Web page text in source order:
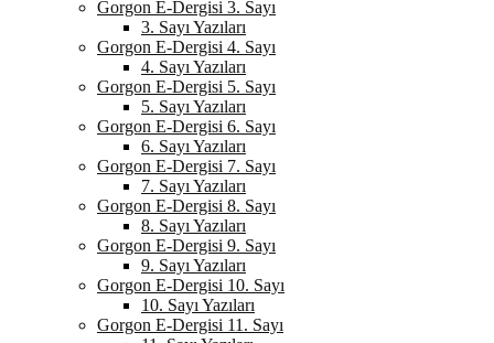
Gorgon E-Dergisi 3. Sayı
3. Sayı Yazıları
Gorgon E-Dergisi 4. Sayı
4. Sayı Yazıları
Gorgon E-Dergisi 5. Sayı
5. Sayı Yazıları
Gorgon E-Dergisi 6. Sayı
6. Sayı Yazıları
Gorgon E-Dergisi 7. Sayı
7. Sayı Yazıları
Gorgon E-Dergisi 8. Sayı
8. Sayı Yazıları
Gorgon E-Dergisi 9. Sayı
9. Sayı Yazıları
Gorgon E-Dergisi 10. Sayı
10. Sayı Yazıları
Gorgon E-Dergisi 11. Sayı